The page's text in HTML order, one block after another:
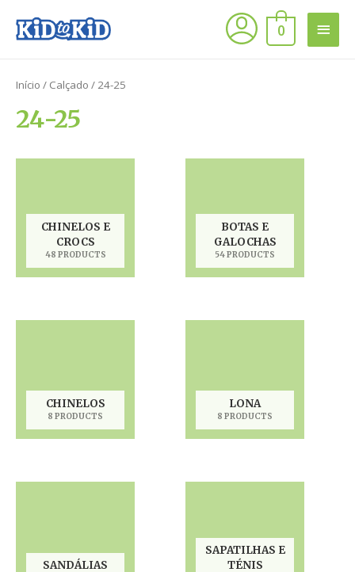
0
Início / Calçado / 24-25
24-25
CHINELOS E
CROCS
48 PRODUCTS
BOTAS E
GALOCHAS
54 PRODUCTS
CHINELOS
8 PRODUCTS
LONA
8 PRODUCTS
SANDÁLIAS
SAPATILHAS E
TÉNIS